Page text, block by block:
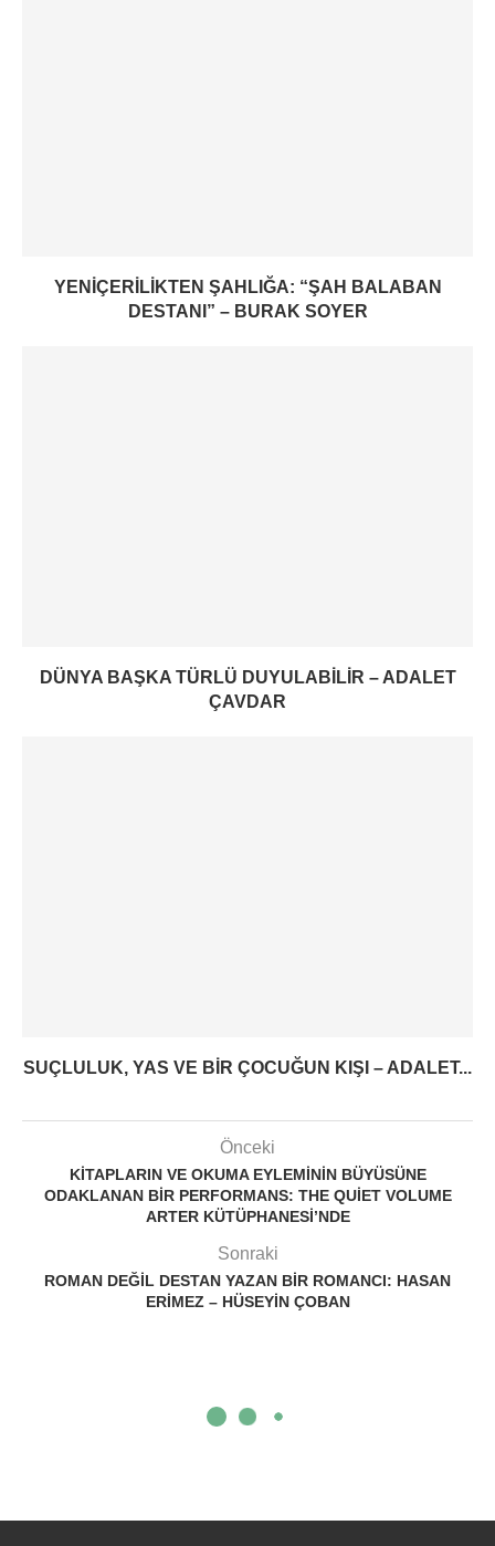
YENIÇERILIKTEN ŞAHLIĞA: “ŞAH BALABAN
DESTANI” – BURAK SOYER
DÜNYA BAŞKA TÜRLÜ DUYULABILIR – ADALET
ÇAVDAR
SUÇLULUK, YAS VE BIR ÇOCUĞUN KIŞI – ADALET...
Önceki
KITAPLARIN VE OKUMA EYLEMININ BÜYÜSÜNE
ODAKLANAN BIR PERFORMANS: THE QUIET VOLUME
ARTER KÜTÜPHANESI’NDE
Sonraki
ROMAN DEĞIL DESTAN YAZAN BIR ROMANCI: HASAN
ERIMEZ – HÜSEYIN ÇOBAN